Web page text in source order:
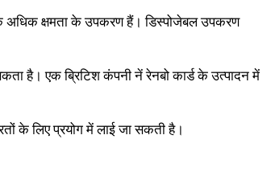
अधिक क्षमता के उपकरण हैं। डिस्पोजेबल उपकरण
है। एक ब्रिटिश कंपनी नें रेनबो कार्ड के उत्पादन में
के लिए प्रयोग में लाई जा सकती है।